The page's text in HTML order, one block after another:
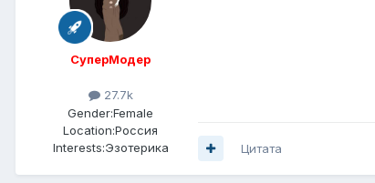
СуперМодер
27.7k
Gender:Female
Location:Россия
Interests:Эзотерика Цитата